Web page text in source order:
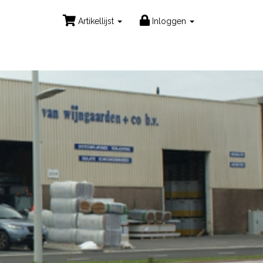
Artikellijst Inloggen